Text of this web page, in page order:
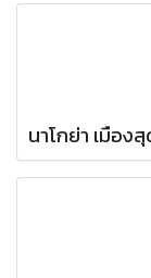
นาโกย่า เมือง